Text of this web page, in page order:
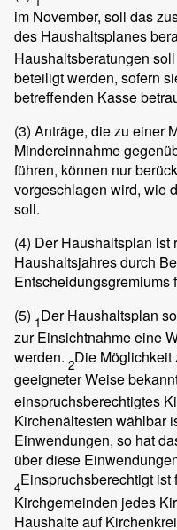
im November, soll das
des Haushaltsplanes
Haushaltsberatungen
beteiligt werden, sofern
betreffenden Kasse
(3) Anträge, die zu einer
Mindereinnahme
führen, können nur
vorgeschlagen wird, wie
soll.
(4) Der Haushaltsplan ist
Haushaltsjahres durch
Entscheidungsgremiums
(5) 1Der Haushaltsplan
zur Einsichtnahme eine
werden. 2Die Möglichkeit
geeigneter Weise
einspruchsberechtigtes
Kirchenältesten wählbar
Einwendungen, so hat
über diese
4Einspruchsberechtigt
Kirchgemeinden jedes
Haushalte auf